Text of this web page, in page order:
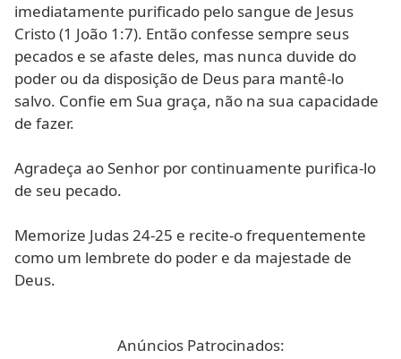
imediatamente purificado pelo sangue de Jesus
Cristo (1 João 1:7). Então confesse sempre seus
pecados e se afaste deles, mas nunca duvide do
poder ou da disposição de Deus para mantê-lo
salvo. Confie em Sua graça, não na sua capacidade
de fazer.
Agradeça ao Senhor por continuamente purifica-lo
de seu pecado.
Memorize Judas 24-25 e recite-o frequentemente
como um lembrete do poder e da majestade de
Deus.
Anúncios Patrocinados: